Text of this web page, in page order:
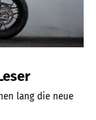
lang die neue